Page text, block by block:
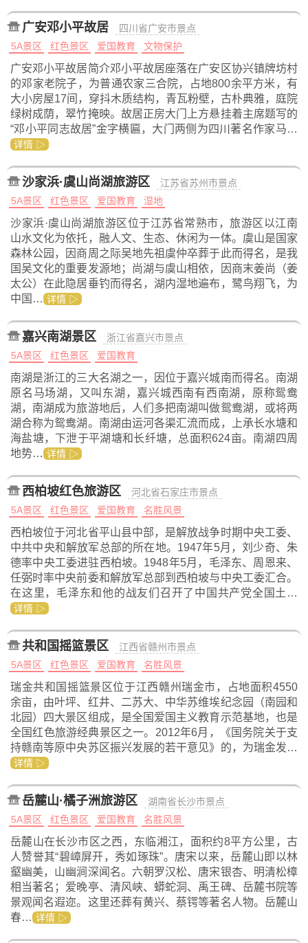
广安邓小平故居
四川省广安市景点
5A景区
红色景区 爱国教育 文物保护
广安邓小平故居简介邓小平故居座落在广安区协兴镇牌坊村
的邓家老院子，为普通农家三合院，占地800余平方米，有
大小房屋17间，穿抖木质结构，青瓦粉壁，古朴典雅，庭院
绿树成荫，翠竹掩映。故居正房大门上方悬挂着主席题写的
“邓小平同志故居”金字横匾，大门两侧为四川著名作家马…
详情 ▷
沙家浜·虞山尚湖旅游区
江苏省苏州市景点
5A景区
红色景区 爱国教育 湿地
沙家浜·虞山尚湖旅游区位于江苏省常熟市，旅游区以江南
山水文化为依托，融人文、生态、休闲为一体。虞山是国家
森林公园，因商周之际吴地先祖虞仲卒葬于此而得名，是我
国吴文化的重要发源地；尚湖与虞山相依，因商末姜尚（姜
太公）在此隐居垂钓而得名，湖内湿地遍布，鹭鸟翔飞，为
中国… 详情 ▷
嘉兴南湖景区
浙江省嘉兴市景点
5A景区
红色景区 爱国教育
南湖是浙江的三大名湖之一，因位于嘉兴城南而得名。南湖
原名马场湖，又叫东湖，嘉兴城西南有西南湖，原称鸳鸯
湖，南湖成为旅游地后，人们多把南湖叫做鸳鸯湖，或将两
湖合称为鸳鸯湖。南湖由运河各渠汇流而成，上承长水塘和
海盐塘，下泄于平湖塘和长纤塘，总面积624亩。南湖四周
地势… 详情 ▷
西柏坡红色旅游区
河北省石家庄市景点
5A景区
红色景区 爱国教育 名胜风景
西柏坡位于河北省平山县中部，是解放战争时期中央工委、
中共中央和解放军总部的所在地。1947年5月，刘少奇、朱
德率中央工委进驻西柏坡。1948年5月，毛泽东、周恩来、
任弼时率中央前委和解放军总部到西柏坡与中央工委汇合。
在这里，毛泽东和他的战友们召开了中国共产党全国土…
详情 ▷
共和国摇篮景区
江西省赣州市景点
5A景区
红色景区 爱国教育 名胜风景
瑞金共和国摇篮景区位于江西赣州瑞金市，占地面积4550
余亩，由叶坪、红井、二苏大、中华苏维埃纪念园（南园和
北园）四大景区组成，是全国爱国主义教育示范基地，也是
全国红色旅游经典景区之一。2012年6月，《国务院关于支
持赣南等原中央苏区振兴发展的若干意见》的，为瑞金发…
详情 ▷
岳麓山·橘子洲旅游区
湖南省长沙市景点
5A景区
红色景区 爱国教育 名胜风景
岳麓山在长沙市区之西，东临湘江，面积约8平方公里，古
人赞誉其“碧嶂屏开，秀如琢珠”。唐宋以来，岳麓山即以林
壑幽美，山幽涧深闻名。六朝罗汉松、唐宋银杏、明清松樟
相当著名；爱晚亭、清风峡、蟒蛇洞、禹王碑、岳麓书院等
景观闻名遐迩。这里还葬有黄兴、蔡锷等著名人物。岳麓山
春… 详情 ▷